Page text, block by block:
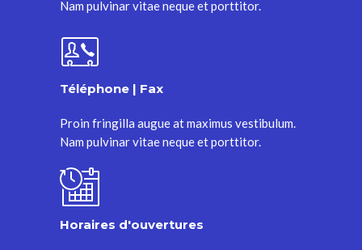
Nam pulvinar vitae neque et porttitor.
Téléphone | Fax
Proin fringilla augue at maximus vestibulum.
Nam pulvinar vitae neque et porttitor.
Horaires d'ouvertures